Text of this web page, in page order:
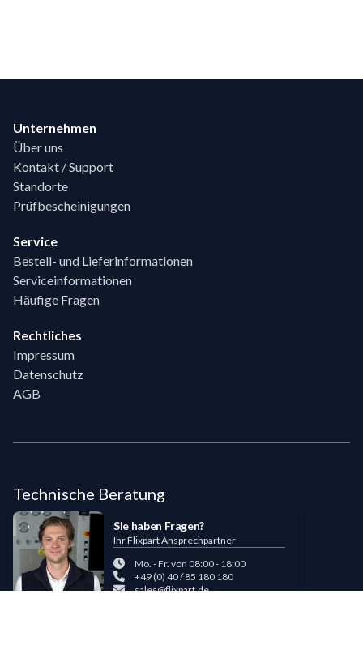
Unternehmen
Über uns
Kontakt / Support
Standorte
Prüfbescheinigungen
Service
Bestell- und Lieferinformationen
Serviceinformationen
Häufige Fragen
Rechtliches
Impressum
Datenschutz
AGB
Technische Beratung
Sie haben Fragen?
Ihr Flixpart Ansprechpartner
Mo. - Fr. von 08:00 - 18:00
+49 (0) 40 / 85 180 180
sales@flixpart.de